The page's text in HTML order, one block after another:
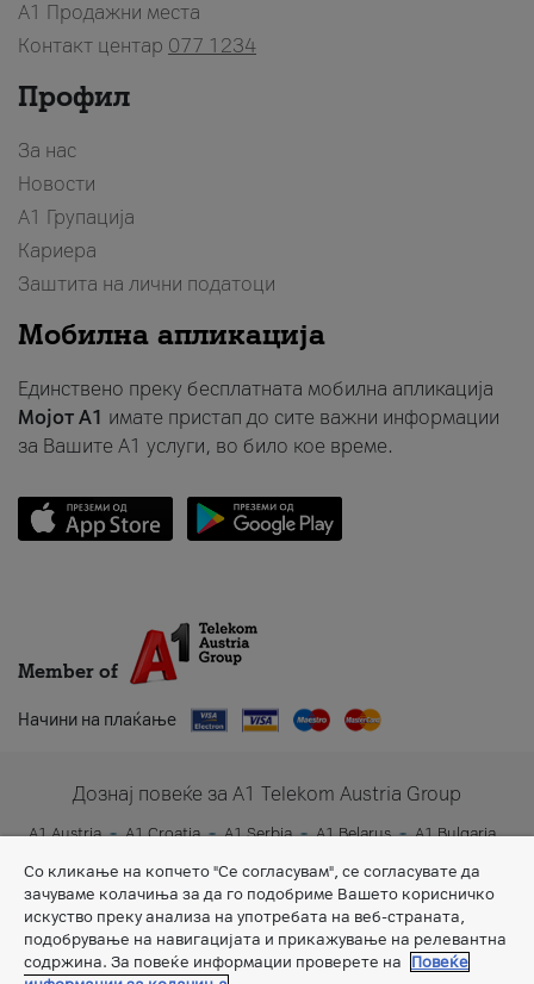
A1 Продажни места
Контакт центар 077 1234
Профил
За нас
Новости
А1 Групација
Кариера
Заштита на лични податоци
Мобилна апликација
Единствено преку бесплатната мобилна апликација
Мојот A1 имате пристап до сите важни информации
за Вашите A1 услуги, во било кое време.
Member of
Начини на плаќање
Дознај повеќе за A1 Telekom Austria Group
A1 Austria A1 Croatia A1 Serbia A1 Belarus
A1 Bulgaria
Со кликање на копчето "Се согласувам", се согласувате да
зачуваме колачиња за да го подобриме Вашето корисничко
искуство преку анализа на употребата на веб-страната,
подобрување на навигацијата и прикажување на релевантна
содржина. За повеќе информации проверете на
Повеќе